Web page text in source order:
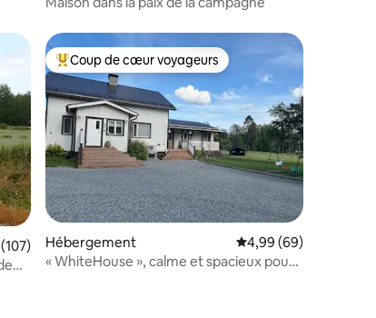
moyenne sur la base de 107 commentaires : 4,68 sur 5
Coups de cœur voyageurs les plus appréciés
Coup de cœur voyageurs
Hébergement Évaluation moyenne
4,99 (69)
« WhiteHouse », calme et spacieux pour